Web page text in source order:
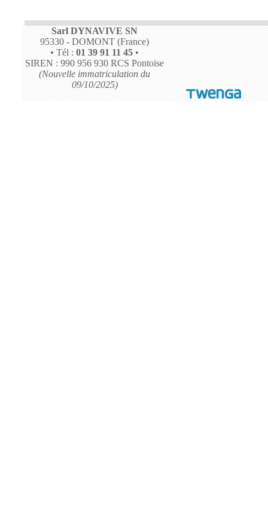
Sarl DYNAVIVE SN
95330 - DOMONT (France)
• Tél : 01 39 91 11 45 •
SIREN : 990 956 930 RCS Pontoise
(Nouvelle immatriculation du
09/10/2025)